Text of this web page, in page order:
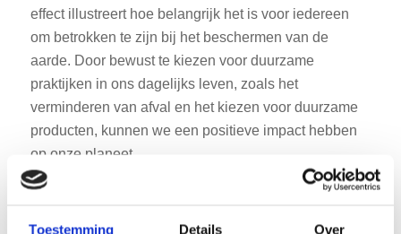
Toestemming Details Over
effect illustreert hoe belangrijk het is voor iedereen
om betrokken te zijn bij het beschermen van de
aarde. Door bewust te kiezen voor duurzame
praktijken in ons dagelijks leven, zoals het
verminderen van afval en het kiezen voor duurzame
producten, kunnen we een positieve impact hebben
op onze planeet.